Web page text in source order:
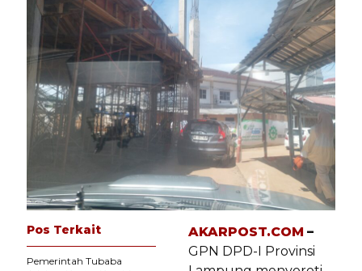
AKARPOST.COM –
GPN DPD-I Provinsi
Pos Terkait
Pemerintah Tubaba